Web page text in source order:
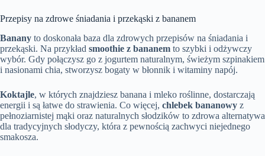
Przepisy na zdrowe śniadania i przekąski z bananem
Banany to doskonała baza dla zdrowych przepisów na śniadania i
przekąski. Na przykład smoothie z bananem to szybki i odżywczy
wybór. Gdy połączysz go z jogurtem naturalnym, świeżym szpinakiem
i nasionami chia, stworzysz bogaty w błonnik i witaminy napój.
Koktajle, w których znajdziesz banana i mleko roślinne, dostarczają
energii i są łatwe do strawienia. Co więcej, chlebek bananowy z
pełnoziarnistej mąki oraz naturalnych słodzików to zdrowa alternatywa
dla tradycyjnych słodyczy, która z pewnością zachwyci niejednego
smakosza.